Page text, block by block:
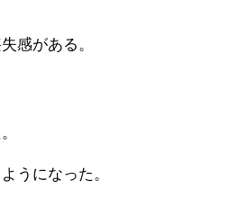
感がある。
うになった。